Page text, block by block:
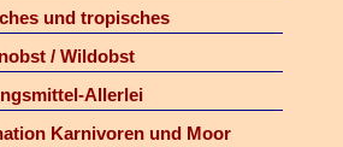
und tropisches
/ Wildobst
Allerlei
Karnivoren und Moor